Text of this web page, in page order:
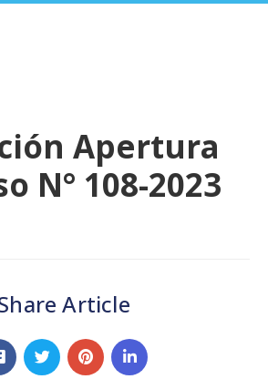
Apertura
N° 108-2023
Article